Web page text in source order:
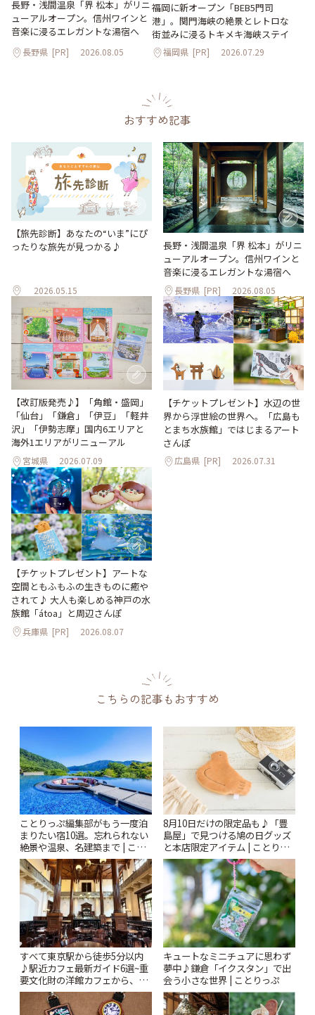
長野・浅間温泉「界 松本」がリニ
ューアルオープン。信州ワインと
音楽に浸るエレガントな湯宿へ
長野県 [PR] 2026.08.05
福岡に新オープン「BEB5門司
港」。関門海峡の絶景とレトロな
街並みに浸るトキメキ海峡ステイ
福岡県 [PR] 2026.07.29
おすすめ記事
【旅先診断】あなたの“いま”にぴ
ったりな旅先が見つかる♪
2026.05.15
長野・浅間温泉「界 松本」がリニ
ューアルオープン。信州ワインと
音楽に浸るエレガントな湯宿へ
長野県 [PR] 2026.08.05
【改訂版発売♪】「角館・盛岡」
「仙台」「鎌倉」「伊豆」「軽井
沢」「伊勢志摩」国内6エリアと
海外1エリアがリニューアル
宮城県 2026.07.09
【チケットプレゼント】水辺の世
界から浮世絵の世界へ。「広島も
とまち水族館」ではじまるアート
さんぽ
広島県 [PR] 2026.07.31
【チケットプレゼント】アートな
空間ともふもふの生きものに癒や
されて♪ 大人も楽しめる神戸の水
族館「átoa」と周辺さんぽ
兵庫県 [PR] 2026.08.07
こちらの記事もおすすめ
ことりっぷ編集部がもう一度泊
まりたい宿10選。忘れられない
絶景や温泉、名建築まで | こと
りっぷ
8月10日だけの限定品も♪「豊
島屋」で見つける鳩の日グッズ
と本店限定アイテム | ことりっ
ぷ
すべて東京駅から徒歩5分以内
♪駅近カフェ最新ガイド6選~重
要文化財の洋館カフェから、改
札すぐのレトロ喫茶まで~ | こと
りっぷ
キュートなミニチュアに思わず
夢中♪鎌倉「イクスタン」で出
会う小さな世界 | ことりっぷ